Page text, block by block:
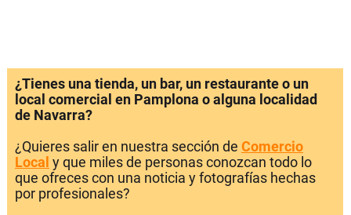
¿Tienes una tienda, un bar, un restaurante o un
local comercial en Pamplona o alguna localidad
de Navarra?
¿Quieres salir en nuestra sección de Comercio
Local y que miles de personas conozcan todo lo
que ofreces con una noticia y fotografías hechas
por profesionales?